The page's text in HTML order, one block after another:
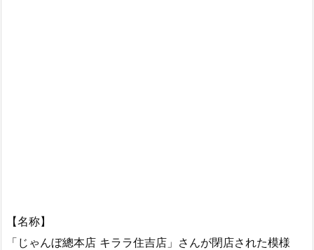
【名称】
「じゃんぼ總本店 キララ住吉店」さんが閉店された模様